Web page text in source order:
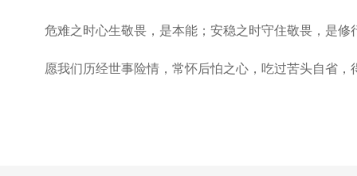
危难之时心生敬畏，是本能；安稳之时守住敬畏，是修
愿我们历经世事险情，常怀后怕之心，吃过苦头自省，